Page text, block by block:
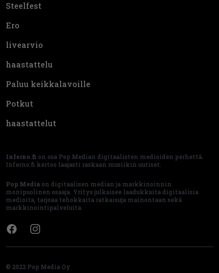
Steelfest
Ero
livearvio
haastattelu
Paluu keikkalavoille
Potkut
haastattelut
Inferno.fi on osa Pop Median digitaalisten medioiden perhettä.
Inferno.fi kertoo laajasti raskaan musiikin uutiset.
Pop Media on digitaalisen median ja markkinoinnin
monipuolinen osaaja. Yritys julkaisee laadukkaita digitaalisia
medioita, tarjoaa tehokkaita ratkaisuja mainontaan sekä
markkinointipalveluita.
FacebookInstagram
© 2022 Pop Media Oy